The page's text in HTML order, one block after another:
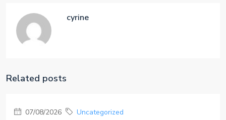
cyrine
Related posts
07/08/2026 Uncategorized